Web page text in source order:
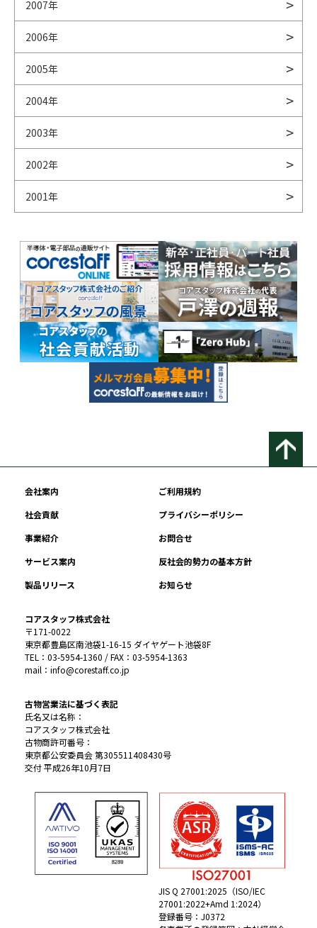
2007年
2006年
2005年
2004年
2003年
2002年
2001年
会社案内
ご利用規約
社会貢献
プライバシーポリシー
事業紹介
お問合せ
サービス案内
反社会的勢力の基本方針
製品リリース
お知らせ
コアスタッフ株式会社
〒171-0022
東京都豊島区南池袋1-16-15 ダイヤゲート池袋8F
TEL：03-5954-1360 / FAX：03-5954-1363
mail：info@corestaff.co.jp
古物営業法に基づく表記
氏名又は名称：
コアスタッフ株式会社
古物商許可番号：
東京都公安委員会 第305511408430号
交付 平成26年10月7日
JIS Q 27001:2025（ISO/IEC
27001:2022+Amd 1:2024）
登録番号：J0372